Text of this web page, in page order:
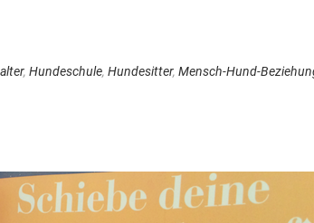
, Hundeschule, Hundesitter, Mensch-Hund-